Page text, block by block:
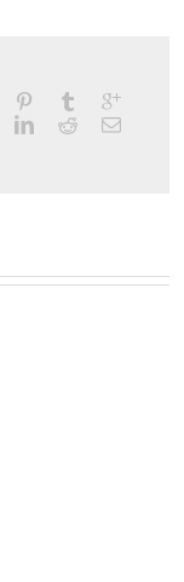
они
требуются